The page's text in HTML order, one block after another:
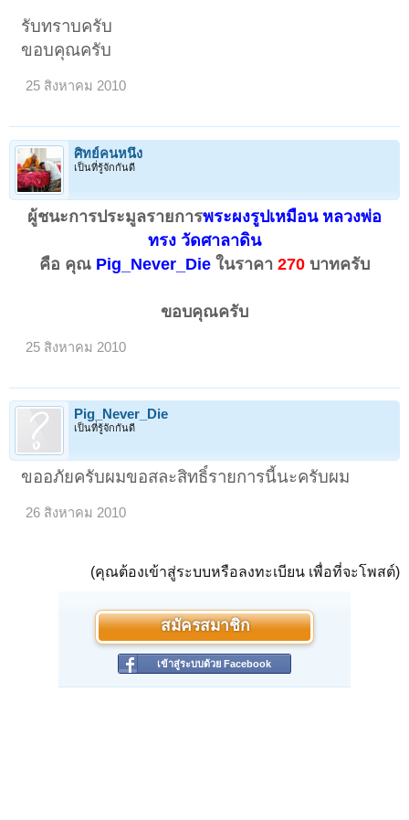
รับทราบครับ
ขอบคุณครับ
25 สิงหาคม 2010
ศิทย์คนหนึ่ง
เป็นที่รู้จักกันดี
ผู้ชนะการประมูลรายการพระผงรูปเหมือน หลวงพ่อ
ทรง วัดศาลาดิน
คือ คุณ Pig_Never_Die ในราคา 270 บาทครับ
ขอบคุณครับ
25 สิงหาคม 2010
Pig_Never_Die
เป็นที่รู้จักกันดี
ขออภัยครับผมขอสละสิทธิ์รายการนี้นะครับผม
26 สิงหาคม 2010
(คุณต้องเข้าสู่ระบบหรือลงทะเบียน เพื่อที่จะโพสต์)
สมัครสมาชิก
เข้าสู่ระบบด้วย Facebook